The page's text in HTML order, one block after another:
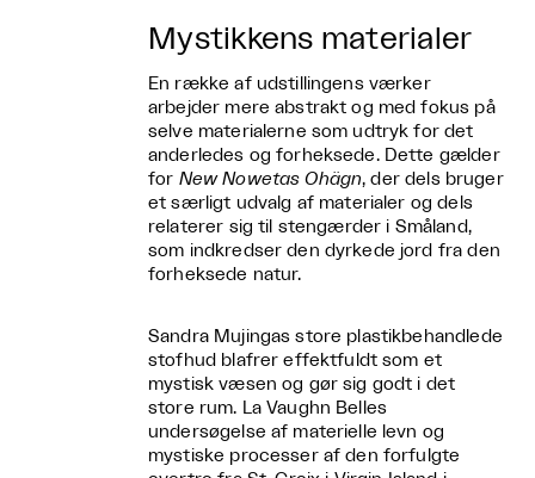
Mystikkens materialer
En række af udstillingens værker
arbejder mere abstrakt og med fokus på
selve materialerne som udtryk for det
anderledes og forheksede. Dette gælder
for New Nowetas Ohägn, der dels bruger
et særligt udvalg af materialer og dels
relaterer sig til stengærder i Småland,
som indkredser den dyrkede jord fra den
forheksede natur.
Sandra Mujingas store plastikbehandlede
stofhud blafrer effektfuldt som et
mystisk væsen og gør sig godt i det
store rum. La Vaughn Belles
undersøgelse af materielle levn og
mystiske processer af den forfulgte